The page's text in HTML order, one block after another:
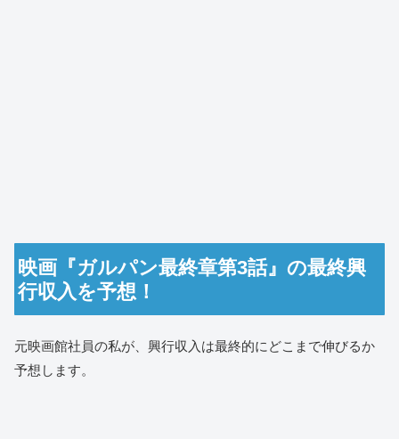
映画『ガルパン最終章第3話』の最終興
行収入を予想！
元映画館社員の私が、興行収入は最終的にどこまで伸びるか
予想します。